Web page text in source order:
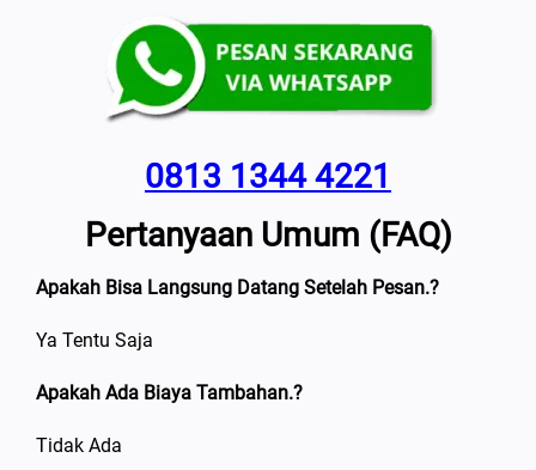
0813 1344 4221
Pertanyaan Umum (FAQ)
Apakah Bisa Langsung Datang Setelah Pesan.?
Ya Tentu Saja
Apakah Ada Biaya Tambahan.?
Tidak Ada